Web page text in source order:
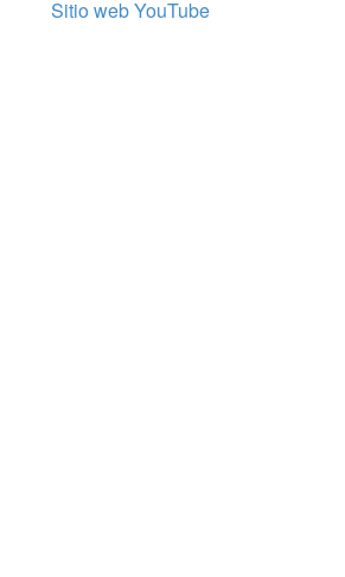
Francistrus
Sitio webYouTube